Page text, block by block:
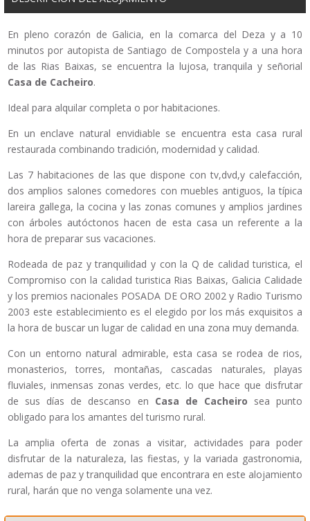
En pleno corazón de Galicia, en la comarca del Deza y a 10
minutos por autopista de Santiago de Compostela y a una hora
de las Rias Baixas, se encuentra la lujosa, tranquila y señorial
Casa de Cacheiro.
Ideal para alquilar completa o por habitaciones.
En un enclave natural envidiable se encuentra esta casa rural
restaurada combinando tradición, modernidad y calidad.
Las 7 habitaciones de las que dispone con tv,dvd,y calefacción,
dos amplios salones comedores con muebles antiguos, la típica
lareira gallega, la cocina y las zonas comunes y amplios jardines
con árboles autóctonos hacen de esta casa un referente a la
hora de preparar sus vacaciones.
Rodeada de paz y tranquilidad y con la Q de calidad turistica, el
Compromiso con la calidad turistica Rias Baixas, Galicia Calidade
y los premios nacionales POSADA DE ORO 2002 y Radio Turismo
2003 este establecimiento es el elegido por los más exquisitos a
la hora de buscar un lugar de calidad en una zona muy demanda.
Con un entorno natural admirable, esta casa se rodea de rios,
monasterios, torres, montañas, cascadas naturales, playas
fluviales, inmensas zonas verdes, etc. lo que hace que disfrutar
de sus días de descanso en Casa de Cacheiro sea punto
obligado para los amantes del turismo rural.
La amplia oferta de zonas a visitar, actividades para poder
disfrutar de la naturaleza, las fiestas, y la variada gastronomia,
ademas de paz y tranquilidad que encontrara en este alojamiento
rural, harán que no venga solamente una vez.